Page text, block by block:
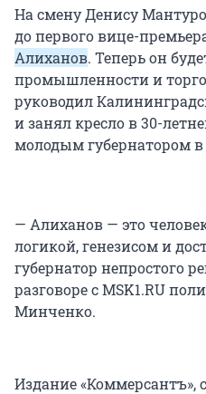
На смену Денису
до первого вице-
Алиханов. Теперь он
промышленности и
руководил
и занял кресло в 30-
молодым губернатором в
— Алиханов — это
логикой, генезисом и
губернатор непростого
разговоре с MSK1.RU
Минченко.
Издание «Коммерсантъ»,